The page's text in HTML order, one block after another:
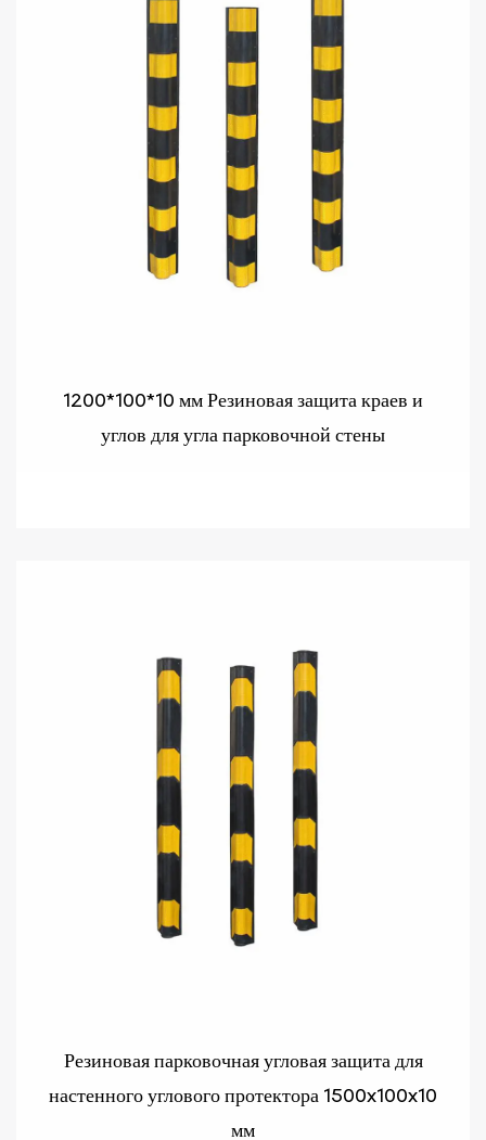
1200*100*10 мм Резиновая защита краев и
углов для угла парковочной стены
Резиновая парковочная угловая защита для
настенного углового протектора 1500x100x10
мм